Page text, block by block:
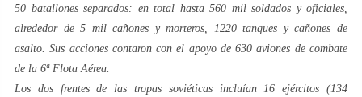
50 batallones separados: en total hasta 560 mil soldados y oficiales,
alrededor de 5 mil cañones y morteros, 1220 tanques y cañones de
asalto. Sus acciones contaron con el apoyo de 630 aviones de combate
de la 6ª Flota Aérea.
Los dos frentes de las tropas soviéticas incluían 16 ejércitos (134